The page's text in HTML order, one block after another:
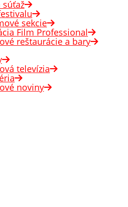
súťaž
sekcie
Film Professional
reštaurácie a bary
televízia
noviny